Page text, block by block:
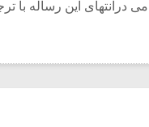
این رساله با